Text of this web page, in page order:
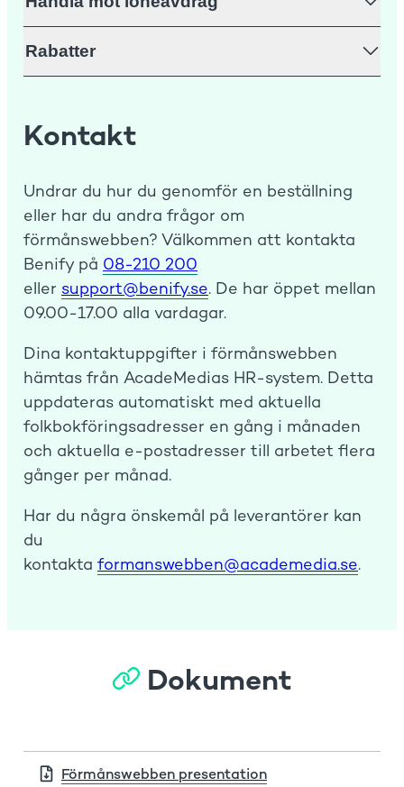
Rabatter
Kontakt
Undrar du hur du genomför en beställning
eller har du andra frågor om
förmånswebben? Välkommen att kontakta
Benify på 08-210 200
eller support@benify.se. De har öppet mellan
09.00-17.00 alla vardagar.
Dina kontaktuppgifter i förmånswebben
hämtas från AcadeMedias HR-system. Detta
uppdateras automatiskt med aktuella
folkbokföringsadresser en gång i månaden
och aktuella e-postadresser till arbetet flera
gånger per månad.
Har du några önskemål på leverantörer kan
du
kontakta formanswebben@academedia.se.
Dokument
Förmånswebben presentation